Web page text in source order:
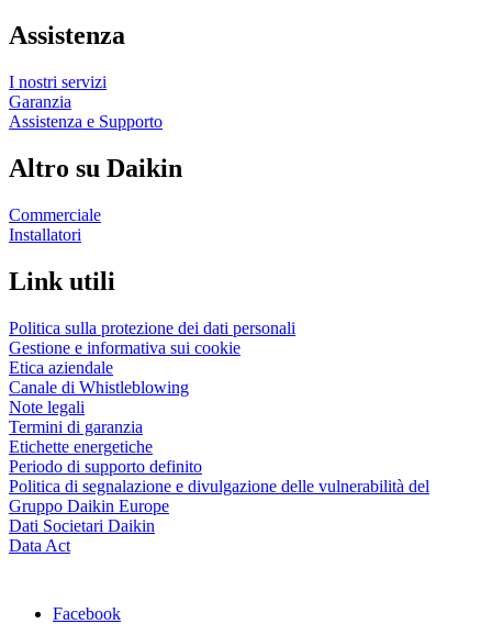
Assistenza
I nostri servizi
Garanzia
Assistenza e Supporto
Altro su Daikin
Commerciale
Installatori
Link utili
Politica sulla protezione dei dati personali
Gestione e informativa sui cookie
Etica aziendale
Canale di Whistleblowing
Note legali
Termini di garanzia
Etichette energetiche
Periodo di supporto definito
Politica di segnalazione e divulgazione delle vulnerabilità del
Gruppo Daikin Europe
Dati Societari Daikin
Data Act
Facebook